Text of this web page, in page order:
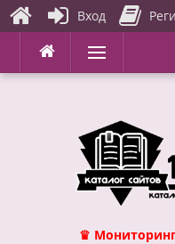
Перейти
содержимому
Меню
♛
Вход